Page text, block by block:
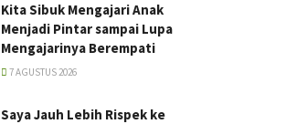
Kita Sibuk Mengajari Anak
Menjadi Pintar sampai Lupa
Mengajarinya Berempati
7 AGUSTUS 2026
Saya Jauh Lebih Rispek ke